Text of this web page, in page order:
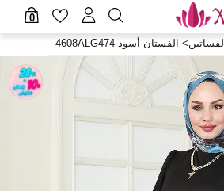
0
الفساتين> الفستان أسود 4608ALG474